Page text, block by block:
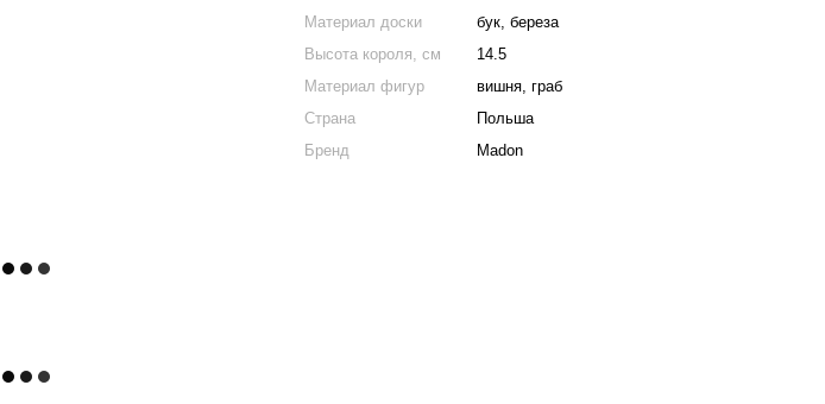
Материал доски
бук, береза
Высота короля, см
14.5
Материал фигур
вишня, граб
Страна
Польша
Бренд
Madon